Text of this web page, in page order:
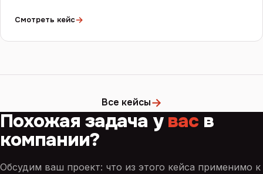
Смотреть кейс→
Все кейсы→
Похожая задача увасв
компании?
Обсудим ваш проект: что из этого кейса применимо к